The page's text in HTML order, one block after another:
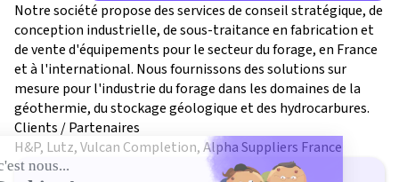
Notre société propose des services de conseil stratégique, de
conception industrielle, de sous-traitance en fabrication et
de vente d'équipements pour le secteur du forage, en France
et à l'international. Nous fournissons des solutions sur
mesure pour l'industrie du forage dans les domaines de la
géothermie, du stockage géologique et des hydrocarbures.
Clients / Partenaires
H&P, Lutz, Vulcan Completion, Alpha Suppliers France